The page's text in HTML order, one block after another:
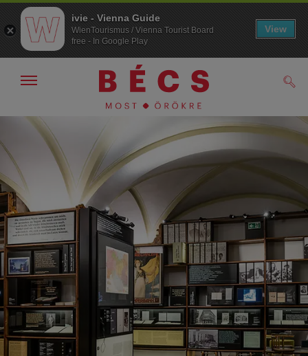
A
navigációhoz
A
tartalomhoz
Navigáció
elrejtése
ivie - Vienna Guide
WienTourismus / Vienna Tourist Board
free - In Google Play
View